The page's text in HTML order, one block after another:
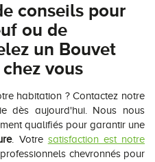
conseils pour
ou de
un Bouvet
vous
habitation ? Contactez notre
dès aujourd'hui. Nous nous
qualifiés pour garantir une
. Votre satisfaction est notre
chevronnés pour